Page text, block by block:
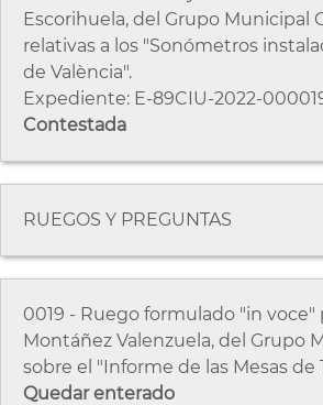
Escorihuela, del Grupo Municipal
relativas a los "Sonómetros
de València".
Expediente: E-89CIU-2022-
Contestada
RUEGOS Y PREGUNTAS
0019 - Ruego formulado "in voce"
Montáñez Valenzuela, del Grupo
sobre el "Informe de las Mesas de
Quedar enterado